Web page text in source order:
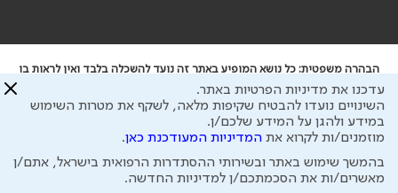
הבהרה משפטית: כל נושא המופיע באתר זה נועד להשכלה בלבד ואין לראות בו
ייעוץ רפואי או משפטי. אין הר"י אחראית לתוכן המתפרסם באתר זה ולכל נזק
שעלול להיגרם.
ידוע לי שהר"י אוספת ושומרת מידע אישי לצורך מתן השרות וכי חלק ממנו עשוי
להיות מועבר לצדדים שלישיים, הכל בכפוף למדיניות הפרטיות
פיתוח ע"י עיצוב ע"י
עדכנו את מדיניות הפרטיות באתר.
השינויים נועדו להבטיח שקיפות מלאה, לשקף את מטרות השימוש
במידע ולהגן על המידע שלכם/ן.
מוזמנים/ות לקרוא את המדיניות המעודכנת כאן.
בהמשך שימוש באתר ובשירותי ההסתדרות הרפואית בישראל, אתם/ן
מאשרים/ות את הסכמתכם/ן למדיניות החדשה.